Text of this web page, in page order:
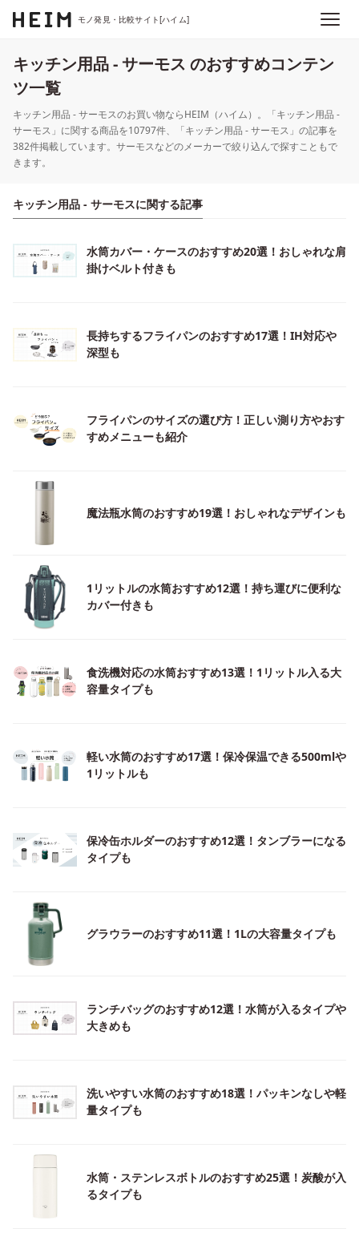
モノ発見・比較サイト[ハイム]
キッチン用品 - サーモス のおすすめコンテン
ツ一覧
キッチン用品 - サーモスのお買い物ならHEIM（ハイム）。「キッチン用品 -
サーモス」に関する商品を10797件、「キッチン用品 - サーモス」の記事を
382件掲載しています。サーモスなどのメーカーで絞り込んで探すこともで
きます。
キッチン用品 - サーモスに関する記事
水筒カバー・ケースのおすすめ20選！おしゃれな肩
掛けベルト付きも
長持ちするフライパンのおすすめ17選！IH対応や
深型も
フライパンのサイズの選び方！正しい測り方やおす
すめメニューも紹介
魔法瓶水筒のおすすめ19選！おしゃれなデザインも
1リットルの水筒おすすめ12選！持ち運びに便利な
カバー付きも
食洗機対応の水筒おすすめ13選！1リットル入る大
容量タイプも
軽い水筒のおすすめ17選！保冷保温できる500mlや
1リットルも
保冷缶ホルダーのおすすめ12選！タンブラーになる
タイプも
グラウラーのおすすめ11選！1Lの大容量タイプも
ランチバッグのおすすめ12選！水筒が入るタイプや
大きめも
洗いやすい水筒のおすすめ18選！パッキンなしや軽
量タイプも
水筒・ステンレスボトルのおすすめ25選！炭酸が入
るタイプも